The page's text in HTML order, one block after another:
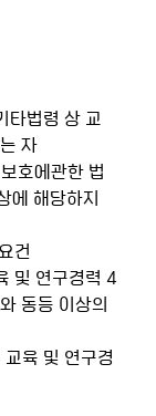
법령 상 교
자
호에관한 법
에 해당하지
건
및 연구경력 4
동등 이상의
육 및 연구경